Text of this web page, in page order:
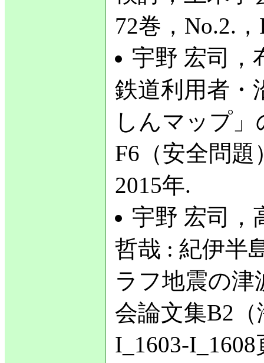
72巻，No.2.
宇野 宏司，
鉄道利用者・
しんマップ
F6（安全問題
2015年.
宇野 宏司，
哲哉 : 紀伊半
ラフ地震の津
会論文集B2
I_1603-